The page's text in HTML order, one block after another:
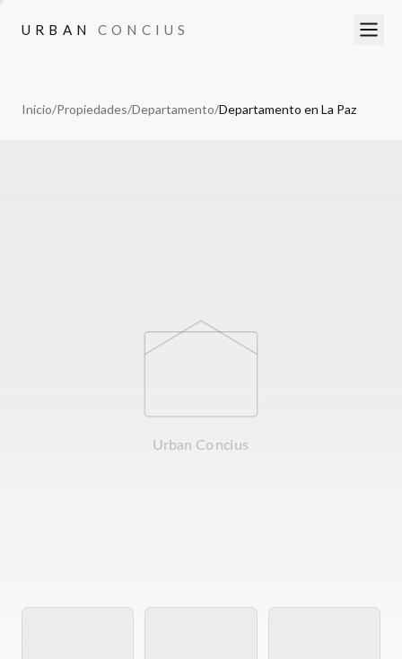
URBAN CONCIUS
URBAN CONCIUS
Inicio/Propiedades/Departamento/Departamento en La Paz